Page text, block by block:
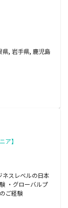
県, 岩手県, 鹿児島
ア】
ネスレベルの日本
・グローバルプ
ご経験